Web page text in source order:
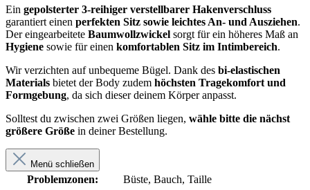
Ein gepolsterter 3-reihiger verstellbarer Hakenverschluss
garantiert einen perfekten Sitz sowie leichtes An- und Ausziehen.
Der eingearbeitete Baumwollzwickel sorgt für ein höheres Maß an
Hygiene sowie für einen komfortablen Sitz im Intimbereich.
Wir verzichten auf unbequeme Bügel. Dank des bi-elastischen
Materials bietet der Body zudem höchsten Tragekomfort und
Formgebung, da sich dieser deinem Körper anpasst.
Solltest du zwischen zwei Größen liegen, wähle bitte die nächst
größere Größe in deiner Bestellung.
Menü schließen
Problemzonen: Büste, Bauch, Taille